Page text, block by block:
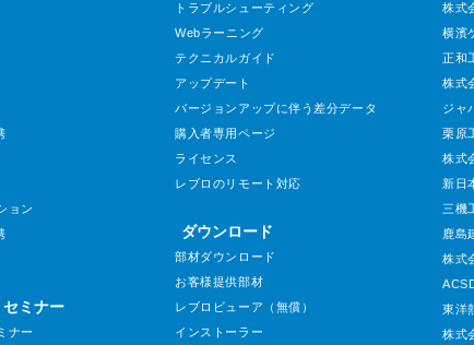
ョン
ミナー
ナー
トラブルシューティング
Webラーニング
テクニカルガイド
アップデート
バージョンアップに伴う差分データ
購入者専用ページ
ライセンス
レブロのリモート対応
ダウンロード
部材ダウンロード
お客様提供部材
レブロビューア（無償）
インストーラー
株式
横濱
正和
株式
ジャ
栗原
株式
新日
三機
鹿島
株式
東洋
株式